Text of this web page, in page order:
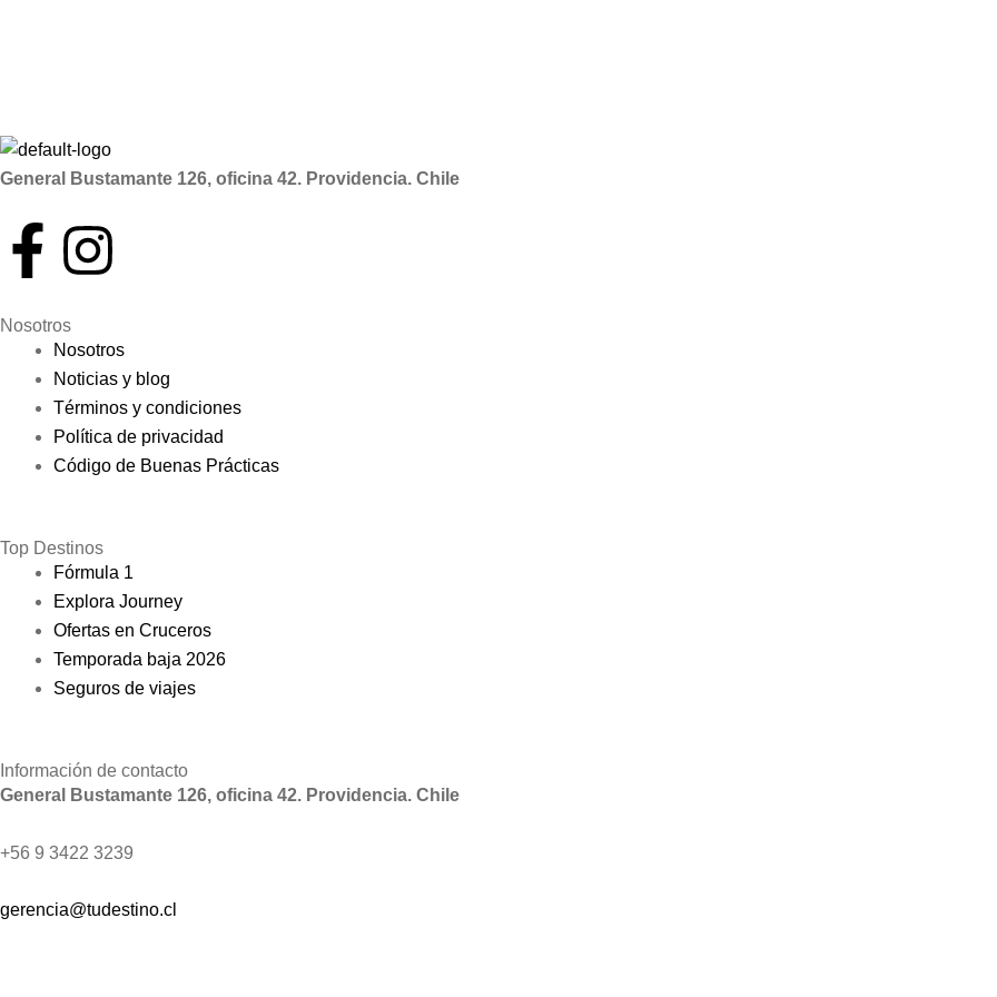
General Bustamante 126, oficina 42. Providencia. Chile
Nosotros
Nosotros
Noticias y blog
Términos y condiciones
Política de privacidad
Código de Buenas Prácticas
Top Destinos
Fórmula 1
Explora Journey
Ofertas en Cruceros
Temporada baja 2026
Seguros de viajes
Información de contacto
General Bustamante 126, oficina 42. Providencia. Chile
+56 9 3422 3239
gerencia@tudestino.cl